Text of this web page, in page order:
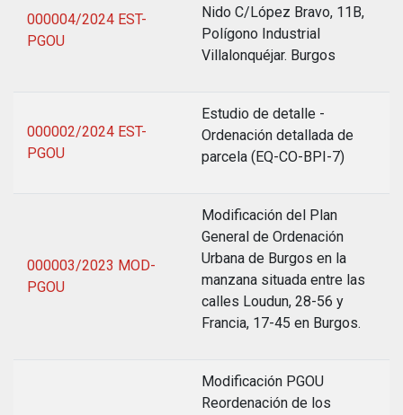
000004/2024 EST-
PGOU
Nido C/López Bravo, 11B,
Polígono Industrial
Villalonquéjar. Burgos
000002/2024 EST-
PGOU
Estudio de detalle -
Ordenación detallada de
parcela (EQ-CO-BPI-7)
000003/2023 MOD-
PGOU
Modificación del Plan
General de Ordenación
Urbana de Burgos en la
manzana situada entre las
calles Loudun, 28-56 y
Francia, 17-45 en Burgos.
Modificación PGOU
Reordenación de los